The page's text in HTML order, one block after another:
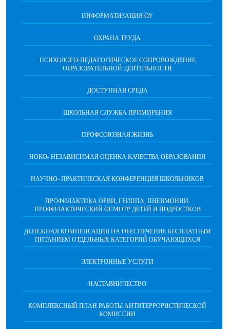
ИНФОРМАТИЗАЦИЯ ОУ
ОХРАНА ТРУДА
ПCИХОЛОГО-ПЕДАГОГИЧЕСКОЕ СОПРОВОЖДЕНИЕ
ОБРАЗОВАТЕЛЬНОЙ ДЕЯТЕЛЬНОСТИ
ДОСТУПНАЯ СРЕДА
ШКОЛЬНАЯ СЛУЖБА ПРИМИРЕНИЯ
ПРОФСОЮЗНАЯ ЖИЗНЬ
НОКО- НЕЗАВИСИМАЯ ОЦЕНКА КАЧЕСТВА ОБРАЗОВАНИЯ
НАУЧНО- ПРАКТИЧЕСКАЯ КОНФЕРЕНЦИЯ ШКОЛЬНИКОВ
ПРОФИЛАКТИКА ОРВИ, ГРИППА, ПНЕВМОНИИ.
ПРОФИЛАКТИЧЕСКИЙ ОСМОТР ДЕТЕЙ И ПОДРОСТКОВ
ДЕНЕЖНАЯ КОМПЕНСАЦИЯ НА ОБЕСПЕЧЕНИЕ БЕСПЛАТНЫМ
ПИТАНИЕМ ОТДЕЛЬНЫХ КАТЕГОРИЙ ОБУЧАЮЩИХСЯ
ЭЛЕКТРОННЫЕ УСЛУГИ
НАСТАВНИЧЕСТВО
КОМПЛЕКСНЫЙ ПЛАН РАБОТЫ АНТИТЕРРОРИСТИЧЕСКОЙ
КОМИССИИ